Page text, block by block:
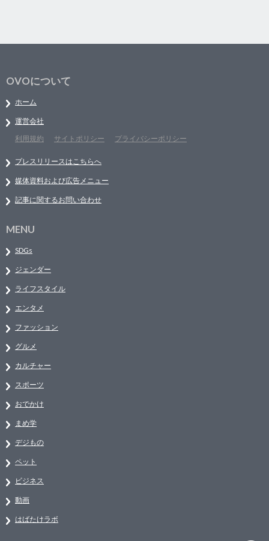
OVOについて
ホーム
運営会社
利用規約
サイトポリシー プライバシーポリシー
プレスリリースはこちらへ
媒体資料および広告メニュー
記事に関するお問い合わせ
MENU
SDGs
ジェンダー
ライフスタイル
エンタメ
ファッション
グルメ
カルチャー
スポーツ
おでかけ
まめ学
デジもの
ペット
ビジネス
動画
はばたけラボ